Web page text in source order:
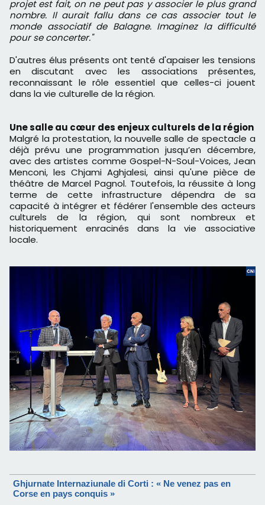
projet est fait, on ne peut pas y associer le plus grand
nombre. Il aurait fallu dans ce cas associer tout le
monde associatif de Balagne. Imaginez la difficulté
pour se concerter."
D'autres élus présents ont tenté d'apaiser les tensions
en discutant avec les associations présentes,
reconnaissant le rôle essentiel que celles-ci jouent
dans la vie culturelle de la région.
Une salle au cœur des enjeux culturels de la région
Malgré la protestation, la nouvelle salle de spectacle a
déjà prévu une programmation jusqu’en décembre,
avec des artistes comme Gospel-N-Soul-Voices, Jean
Menconi, les Chjami Aghjalesi, ainsi qu'une pièce de
théâtre de Marcel Pagnol. Toutefois, la réussite à long
terme de cette infrastructure dépendra de sa
capacité à intégrer et fédérer l'ensemble des acteurs
culturels de la région, qui sont nombreux et
historiquement enracinés dans la vie associative
locale.
Ghjurnate Internaziunale di Corti : « Ne venez pas en
Corse en pays conquis »